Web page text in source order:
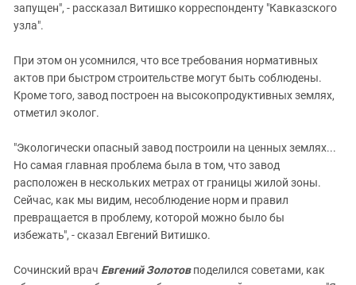
запущен", - рассказал Витишко корреспонденту "Кавказского
узла".
При этом он усомнился, что все требования нормативных
актов при быстром строительстве могут быть соблюдены.
Кроме того, завод построен на высокопродуктивных землях,
отметил эколог.
"Экологически опасный завод построили на ценных землях...
Но самая главная проблема была в том, что завод
расположен в нескольких метрах от границы жилой зоны.
Сейчас, как мы видим, несоблюдение норм и правил
превращается в проблему, которой можно было бы
избежать", - сказал Евгений Витишко.
Сочинский врач Евгений Золотовподелился советами, как